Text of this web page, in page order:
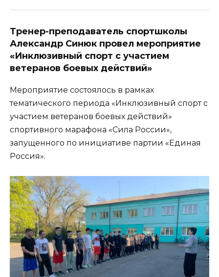
Тренер-преподаватель спортшколы
Александр Синюк провел мероприятие
«Инклюзивный спорт с участием
ветеранов боевых действий»
Мероприятие состоялось в рамках
тематического периода «Инклюзивный спорт с
участием ветеранов боевых действий»
спортивного марафона «Сила России»,
запущенного по инициативе партии «Единая
Россия».